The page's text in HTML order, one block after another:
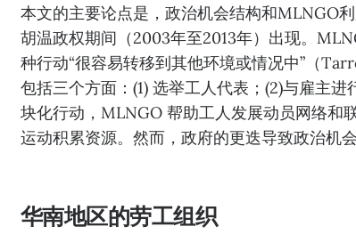
本文的主要论点是，政治机会结构和MLNGO
胡温政权期间（2003年至2013年）出现。
种行动“很容易转移到其他环境或情况中”（
包括三个方面：(1) 选举工人代表；(2)与雇主
块化行动，MLNGO 帮助工人发展动员网络和
运动积累资源。然而，政府的更迭导致政治机
华南地区的劳工组织